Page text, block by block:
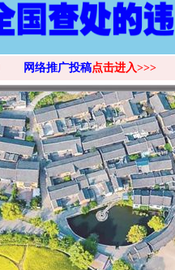
网络推广投稿点击进入>>>